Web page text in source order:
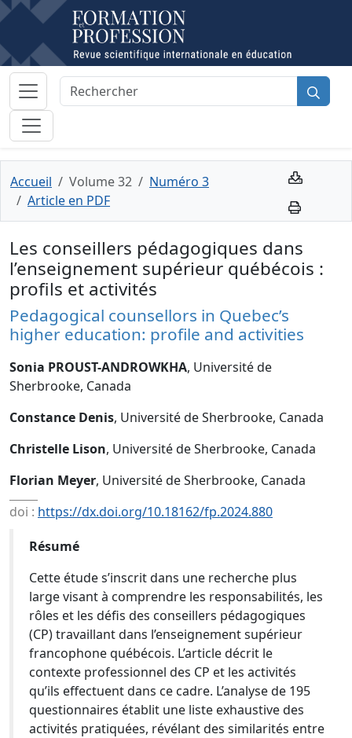
Accueil Volume 32
Numéro 3
Article en PDF
Les conseillers pédagogiques dans
l’enseignement supérieur québécois :
profils et activités
Pedagogical counsellors in Quebec’s
higher education: profile and activities
Sonia PROUST-ANDROWKHA, Université de
Sherbrooke, Canada
Constance Denis, Université de Sherbrooke, Canada
Christelle Lison, Université de Sherbrooke, Canada
Florian Meyer, Université de Sherbrooke, Canada
doi : https://dx.doi.org/10.18162/fp.2024.880
Résumé
Cette étude s’inscrit dans une recherche plus
large visant à comprendre les responsabilités, les
rôles et les défis des conseillers pédagogiques
(CP) travaillant dans l’enseignement supérieur
francophone québécois. L’article décrit le
contexte professionnel des CP et les activités
qu’ils effectuent dans ce cadre. L’analyse de 195
questionnaires établit une liste exhaustive des
activités pratiquées, révélant des similarités entre